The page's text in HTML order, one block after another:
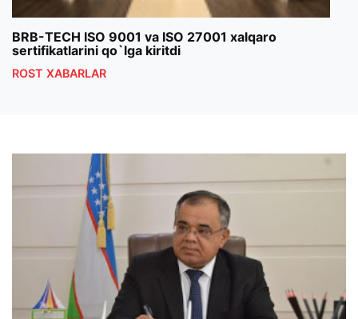
BRB-TECH ISO 9001 va ISO 27001 xalqaro
sertifikatlarini qo`lga kiritdi
ROST XABARLAR